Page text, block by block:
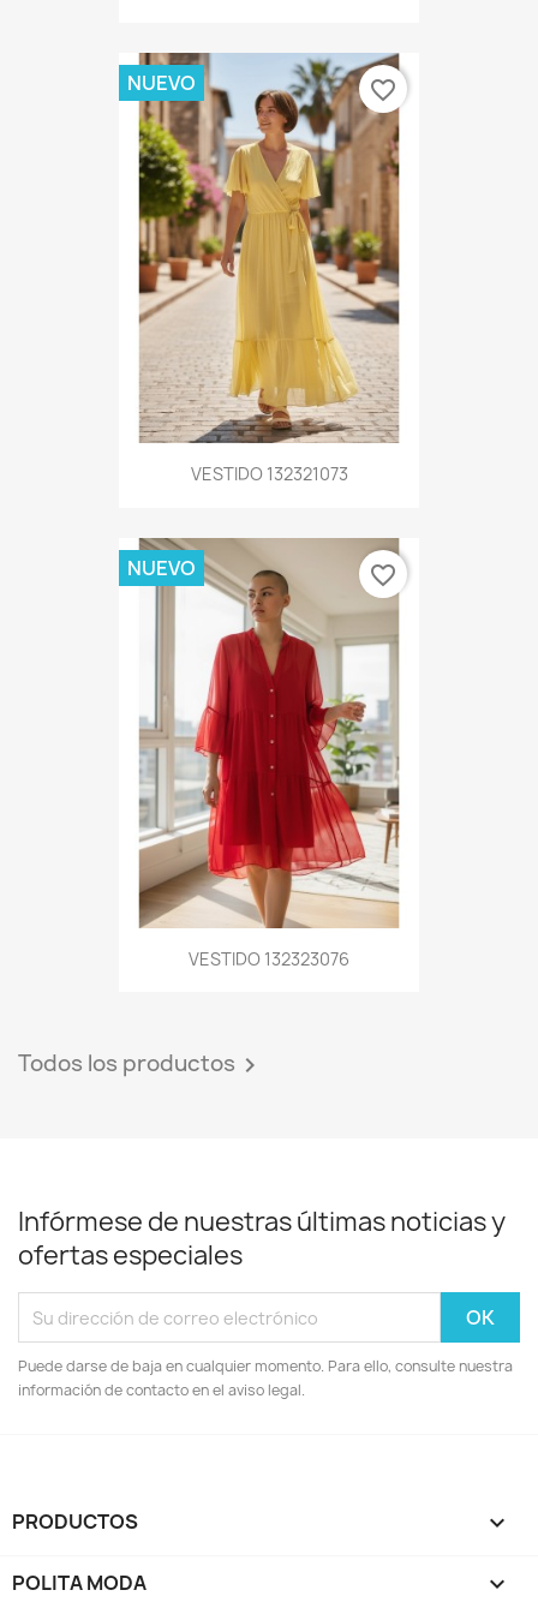
VESTIDO 132321073
NUEVO favorite_border
VESTIDO 132323076
NUEVO favorite_border
Todos los productos 
Infórmese de nuestras últimas noticias y
ofertas especiales
Puede darse de baja en cualquier momento. Para ello, consulte nuestra
información de contacto en el aviso legal.
PRODUCTOS 
POLITA MODA 